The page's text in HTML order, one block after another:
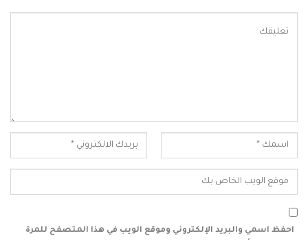
احفظ اسمي والبريد الإلكتروني وموقع الويب في هذا المتصفح للمرة